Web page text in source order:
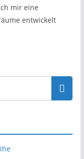
mir eine
entwickelt